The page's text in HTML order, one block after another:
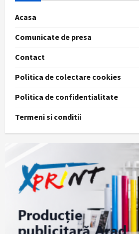
Acasa
Comunicate de presa
Contact
Politica de colectare cookies
Politica de confidentialitate
Termeni si conditii